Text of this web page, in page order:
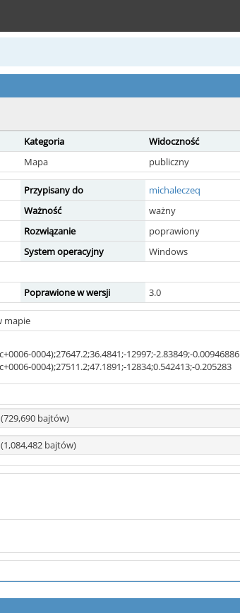
Kategoria Widoczność
Mapa publiczny
Przypisany do
michaleczeq
Ważność ważny
Rozwiązanie
poprawiony
System operacyjny Windows
Poprawione w wersji 3.0
mapie
0004);27647.2;36.4841;-12997;-2.83849;-0.00946886
0004);27511.2;47.1891;-12834;0.542413;-0.205283
(729,690 bajtów)
(1,084,482 bajtów)